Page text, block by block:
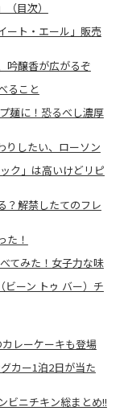
目次）
ート・エール」販売
吟醸香が広がるぞ
ること
麺に！恐るべし濃厚
りしたい、ローソン
ク」は高いけどリピ
？解禁したてのフレ
た！
てみた！女子力な味
ーン トゥ バー）チ
レーケーキも登場
カー1泊2日が当た
ビニチキン総まとめ!!